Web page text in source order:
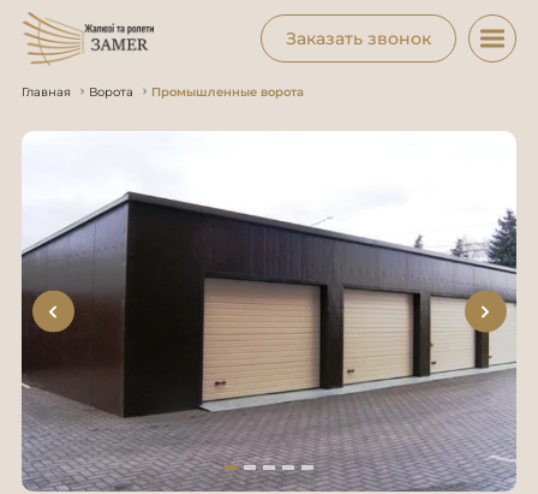
Заказать звонок
Главная Ворота Промышленные ворота